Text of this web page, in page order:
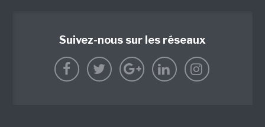
Suivez-nous sur les réseaux